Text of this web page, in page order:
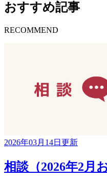
おすすめ記事
RECOMMEND
2026年03月14日更新
相談（2026年2月